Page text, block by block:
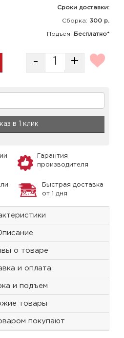
Сроки доставки:
Сборка: 300 р.
Подъем: Бесплатно*
- +
в 1 клик
Гарантия
производителя
Быстрая доставка
от 1 дня
о товаре
и оплата
и подъем
товары
покупают